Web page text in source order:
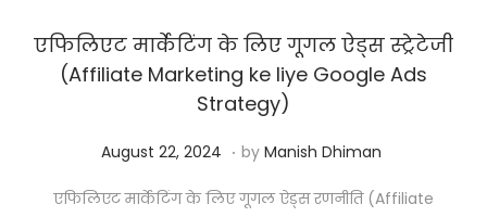
0
6
एफिलिएट मार्केटिंग के लिए गूगल ऐड्स स्ट्रेटेजी
(Affiliate Marketing ke liye Google Ads
Strategy)
Posted on
August 22, 2024 J
n
. by Manish Dhiman
एफिलिएट मार्केटिंग के लिए गूगल ऐड्स रणनीति (Affiliate